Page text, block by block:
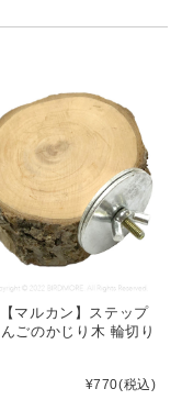
マルカン】ステップ
ごのかじり木 輪切り
¥770(税込)